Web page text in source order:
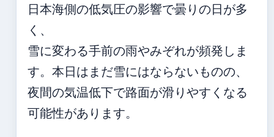
日本海側の低気圧の影響で曇りの日が多
く、
雪に変わる手前の雨やみぞれが頻発しま
す。本日はまだ雪にはならないものの、
夜間の気温低下で路面が滑りやすくなる
可能性があります。